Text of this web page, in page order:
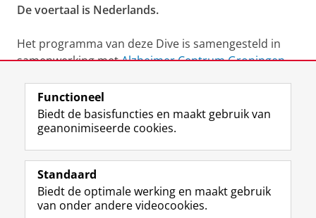
De voertaal is Nederlands.
Het programma van deze Dive is samengesteld in
samenwerking metAlzheimer Centrum Groningen,
Update n.a.v. deze "Aletta Dive":Lees hier meer over
de start van de Research Community future-proof
Deel dit Facebook LinkedIn
Functioneel
Biedt de basisfuncties en maakt gebruik van
geanonimiseerde cookies.
Standaard
Biedt de optimale werking en maakt gebruik
van onder andere videocookies.